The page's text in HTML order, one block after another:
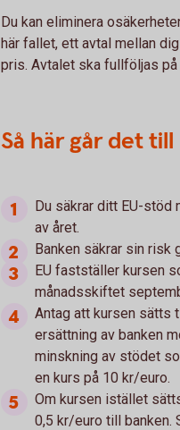
Du kan eliminera
här fallet, ett avtal mellan
pris. Avtalet ska fullföljas på
Så här går det till
Du säkrar ditt EU-stöd
av året.
Banken säkrar sin risk
EU fastställer kursen
månadsskiftet
Antag att kursen sätts
ersättning av banken
minskning av stödet
en kurs på 10 kr/euro.
Om kursen istället
0,5 kr/euro till banken.